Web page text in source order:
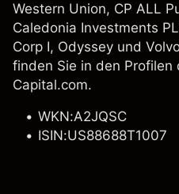
Western Union, CP ALL
Caledonia Investments
Corp I, Odyssey und
finden Sie in den
Capital.com.
WKN:A2JQSC
ISIN:US88688T1007